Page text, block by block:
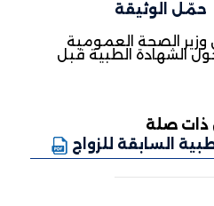
الوثيقة
عن وزير الصحة العمومية
28 جويلية 1980 حول الشهادة الطبية قبل
صلة
السابقة للزواج